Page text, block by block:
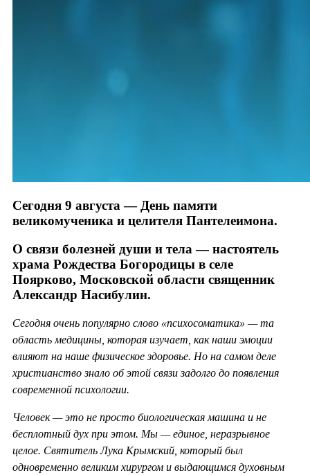
Сегодня 9 августа — День памяти
великомученика и целителя Пантелеимона.
О связи болезней души и тела — настоятель
храма Рождества Богородицы в селе
Поярково, Московской области священник
Александр Насибулин.
Сегодня очень популярно слово «психосоматика» — та
область медицины, которая изучает, как наши эмоции
влияют на наше физическое здоровье. Но на самом деле
христианство знало об этой связи задолго до появления
современной психологии.
Человек — это не просто биологическая машина и не
бесплотный дух при этом. Мы — единое, неразрывное
целое. Святитель Лука Крымский, который был
одновременно великим хирургом и выдающимся духовным